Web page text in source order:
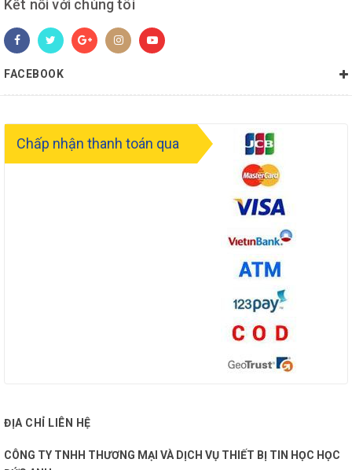
Kết nối với chúng tôi
FACEBOOK
Chấp nhận thanh toán qua
ĐỊA CHỈ LIÊN HỆ
CÔNG TY TNHH THƯƠNG MẠI VÀ DỊCH VỤ THIẾT BỊ TIN HỌC HỌC